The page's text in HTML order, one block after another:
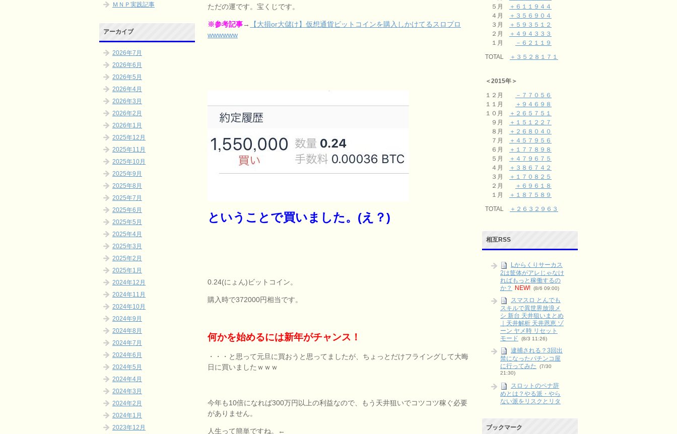
ただの運です。宝くじです。
※参考記事→
【大損or大儲け】仮想通貨ビットコインを購入しかけてるスロプロ
wwwwww
ということで買いました。(え？)
0.24(にょん)ビットコイン。
購入時で372000円相当です。
何かを始めるには新年がチャンス！
・・・と思って元旦に買おうと思ってましたが、ちょっとだけフライングして大晦
日に買いましたｗｗｗ
今年も10倍になれば300万円以上の利益なので、もう天井狙いでコツコツ稼ぐ必要
がありません。
人生って簡単ですね。←
ＭＮＰ実践記事
アーカイブ
2026年7月
2026年6月
2026年5月
2026年4月
2026年3月
2026年2月
2026年1月
2025年12月
2025年11月
2025年10月
2025年9月
2025年8月
2025年7月
2025年6月
2025年5月
2025年4月
2025年3月
2025年2月
2025年1月
2024年12月
2024年11月
2024年10月
2024年9月
2024年8月
2024年7月
2024年6月
2024年5月
2024年4月
2024年3月
2024年2月
2024年1月
2023年12月
５月
＋６１１９４４
４月
＋３５６９０４
３月
＋５９３５１２
２月
＋４９４３３３
１月
－６２１１９
TOTAL
＋３５２８１７１
＜2015年＞
１２月
－７７０５６
１１月
＋９４６９８
１０月
＋２６５７５１
９月
＋１５１２２７
８月
＋２６８０４０
７月
＋４５７９５６
６月
＋１７７８９８
５月
＋４７９６７５
４月
＋３８６７４２
３月
＋１７０８２５
２月
＋６９６１８
１月
＋１８７５８９
TOTAL
＋２６３２９６３
相互RSS
Lからくりサーカス
2は筐体がアレじゃなけ
ればもっと稼働するの
か？
NEW! (8/6 09:00)
スマスロ とんでも
スキルで異世界放浪メ
シ 新台 天井狙いまとめ
｜天井解析 天井恩恵 ゾ
ーン ヤメ時 リセット
モード
(8/3 11:26)
逮捕される？3回出
禁になったパチンコ屋
に行ってみた
(7/30
21:30)
スロットのペナ辞
めとは？やる派・やら
ない派をリスクとリタ
Destiny 天井・期待値・
ブックマーク